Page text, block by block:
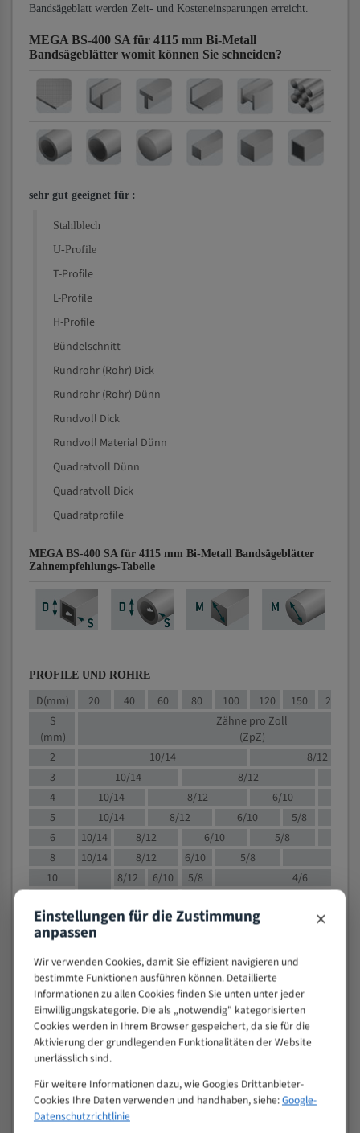
Bandsägeblatt werden Zeit- und Kosteneinsparungen erreicht.
MEGA BS-400 SA für 4115 mm Bi-Metall
Bandsägeblätter womit können Sie schneiden?
sehr gut geeignet für :
Stahlblech
U-Profile
T-Profile
L-Profile
H-Profile
Bündelschnitt
Rundrohr (Rohr) Dick
Rundrohr (Rohr) Dünn
Rundvoll Dick
Rundvoll Material Dünn
Quadratvoll Dünn
Quadratvoll Dick
Quadratprofile
MEGA BS-400 SA für 4115 mm Bi-Metall Bandsägeblätter
Zahnempfehlungs-Tabelle
PROFILE UND ROHRE
D(mm) 20 40 60 80 100 120 150 200
S
(mm)
Zähne pro Zoll
(ZpZ)
2
10/14
8/12
3
10/14 8/12
4
10/14 8/12 6/10
5
10/14 8/12 6/10
5/8
6
10/14 8/12 6/10
5/8
8
10/14 8/12 6/10 5/8
10
8/12 6/10 5/8
4/6
15
8/12 6/10
4/5
20
30
4/5
50
80
> 100
VOLLMATERIAL
M (mm)
Zähne pro
Zoll (ZpZ))
>
10/14
Einstellungen für die Zustimmung
anpassen ×
Wir verwenden Cookies, damit Sie effizient navigieren und
bestimmte Funktionen ausführen können. Detaillierte
Informationen zu allen Cookies finden Sie unten unter jeder
Einwilligungskategorie. Die als „notwendig" kategorisierten
Cookies werden in Ihrem Browser gespeichert, da sie für die
Aktivierung der grundlegenden Funktionalitäten der Website
unerlässlich sind.
Für weitere Informationen dazu, wie Googles Drittanbieter-
Cookies Ihre Daten verwenden und handhaben, siehe:Google-
Datenschutzrichtlinie